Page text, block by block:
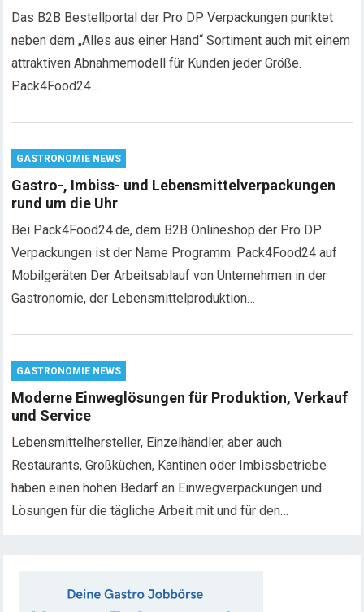
Das B2B Bestellportal der Pro DP Verpackungen punktet
neben dem „Alles aus einer Hand“ Sortiment auch mit einem
attraktiven Abnahmemodell für Kunden jeder Größe.
Pack4Food24…
GASTRONOMIE NEWS
Gastro-, Imbiss- und Lebensmittelverpackungen
rund um die Uhr
Bei Pack4Food24.de, dem B2B Onlineshop der Pro DP
Verpackungen ist der Name Programm. Pack4Food24 auf
Mobilgeräten Der Arbeitsablauf von Unternehmen in der
Gastronomie, der Lebensmittelproduktion…
GASTRONOMIE NEWS
Moderne Einweglösungen für Produktion, Verkauf
und Service
Lebensmittelhersteller, Einzelhändler, aber auch
Restaurants, Großküchen, Kantinen oder Imbissbetriebe
haben einen hohen Bedarf an Einwegverpackungen und
Lösungen für die tägliche Arbeit mit und für den…